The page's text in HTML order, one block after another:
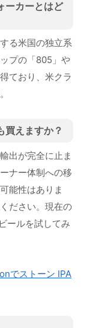
ーカーとはど
る米国の独立系
プの「805」や
ており、米クラ
買えますか？
出が完全に止ま
ナー体制への移
能性はありま
ださい。現在の
ールを試してみ
でストーン IPA